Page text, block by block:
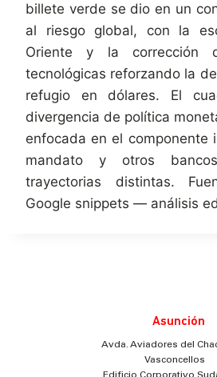
billete verde se dio en un
al riesgo global, con la
Oriente y la corrección
tecnológicas reforzando la
refugio en dólares. El
divergencia de política
enfocada en el componente
mandato y otros
trayectorias distintas.
Google snippets — análisis
Asunción
Avda. Aviadores del
Vasconcellos